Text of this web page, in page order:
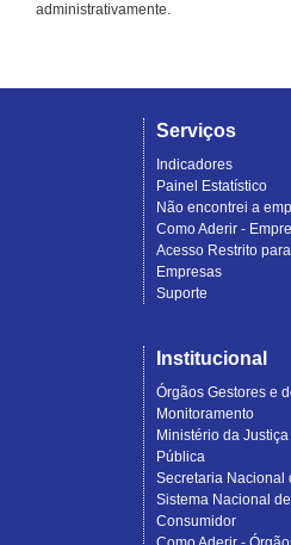
administrativamente.
Serviços
Indicadores
Painel Estatístico
Não encontrei a
Como Aderir -
Acesso Restrito
Empresas
Suporte
Institucional
Órgãos Gestores e
Monitoramento
Ministério da
Pública
Secretaria Nacional
Sistema Nacional
Consumidor